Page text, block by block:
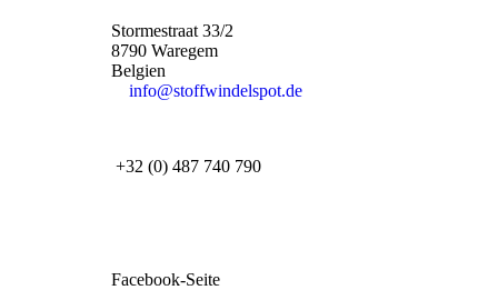
Stormestraat 33/2
8790 Waregem
Belgien
info@stoffwindelspot.de
+32 (0) 487 740 790
Facebook-Seite